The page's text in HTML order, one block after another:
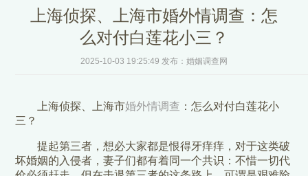
上海侦探、上海市婚外情调查：怎
么对付白莲花小三？
2025-10-03 19:25:49 发布：婚姻调查网
上海侦探、上海市婚外情调查 ：怎么对付白莲花小
三？
提起第三者，想必大家都是恨得牙痒痒，对于这类破
坏婚姻的入侵者，妻子们都有着同一个共识：不惜一切代